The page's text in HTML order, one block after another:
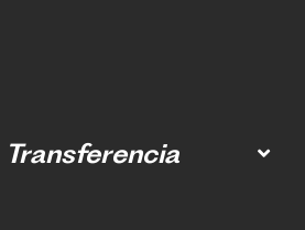
Transferencia